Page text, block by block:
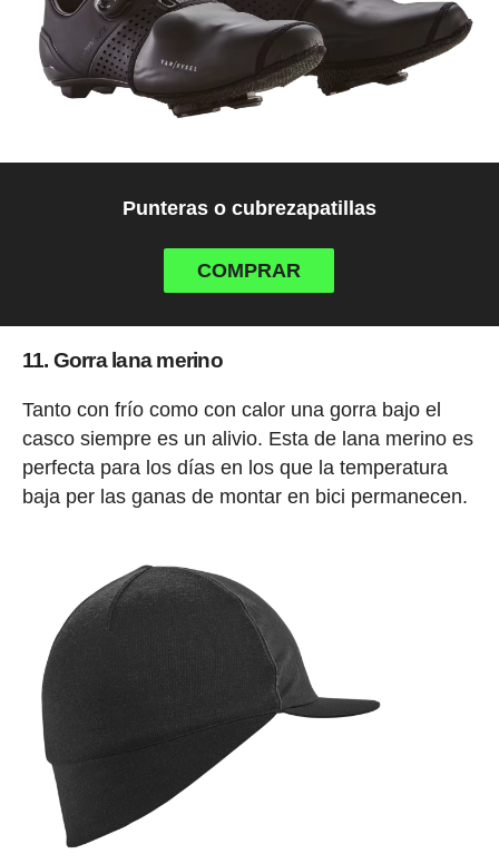
Punteras o cubrezapatillas
COMPRAR
11. Gorra lana merino
Tanto con frío como con calor una gorra bajo el
casco siempre es un alivio. Esta de lana merino es
perfecta para los días en los que la temperatura
baja per las ganas de montar en bici permanecen.